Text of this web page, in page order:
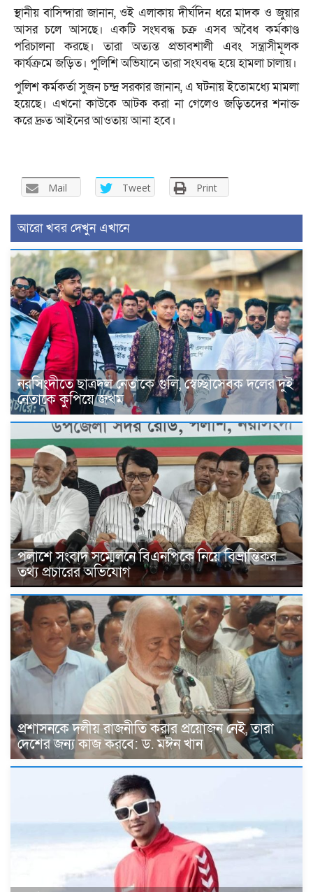
স্থানীয় বাসিন্দারা জানান, ওই এলাকায় দীর্ঘদিন ধরে মাদক ও জুয়ার
আসর চলে আসছে। একটি সংঘবদ্ধ চক্র এসব অবৈধ কর্মকাণ্ড
পরিচালনা করছে। তারা অত্যন্ত প্রভাবশালী এবং সন্ত্রাসীমূলক
কার্যক্রমে জড়িত। পুলিশি অভিযানে তারা সংঘবদ্ধ হয়ে হামলা চালায়।
পুলিশ কর্মকর্তা সুজন চন্দ্র সরকার জানান, এ ঘটনায় ইতোমধ্যে মামলা
হয়েছে। এখনো কাউকে আটক করা না গেলেও জড়িতদের শনাক্ত
করে দ্রুত আইনের আওতায় আনা হবে।
Mail Tweet Print
আরো খবর দেখুন এখানে
নরসিংদীতে ছাত্রদল নেতাকে গুলি, স্বেচ্ছাসেবক দলের দুই
নেতাকে কুপিয়ে জখম
পলাশে সংবাদ সম্মেলনে বিএনপিকে নিয়ে বিভ্রান্তিকর
তথ্য প্রচারের অভিযোগ
প্রশাসনকে দলীয় রাজনীতি করার প্রয়োজন নেই, তারা
দেশের জন্য কাজ করবে: ড. মঈন খান